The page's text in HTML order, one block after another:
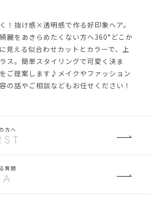
！抜け感×透明感で作る好印象ヘア。
麗をあきらめたくない方へ360°どこか
見える似合わせカットとカラーで、上
ス。簡単スタイリングで可愛く決ま
ご提案します♪メイクやファッション
の話やご相談などもお任せください！
方へ
質問